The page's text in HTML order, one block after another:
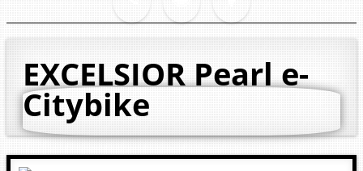
EXCELSIOR Pearle-
Citybike